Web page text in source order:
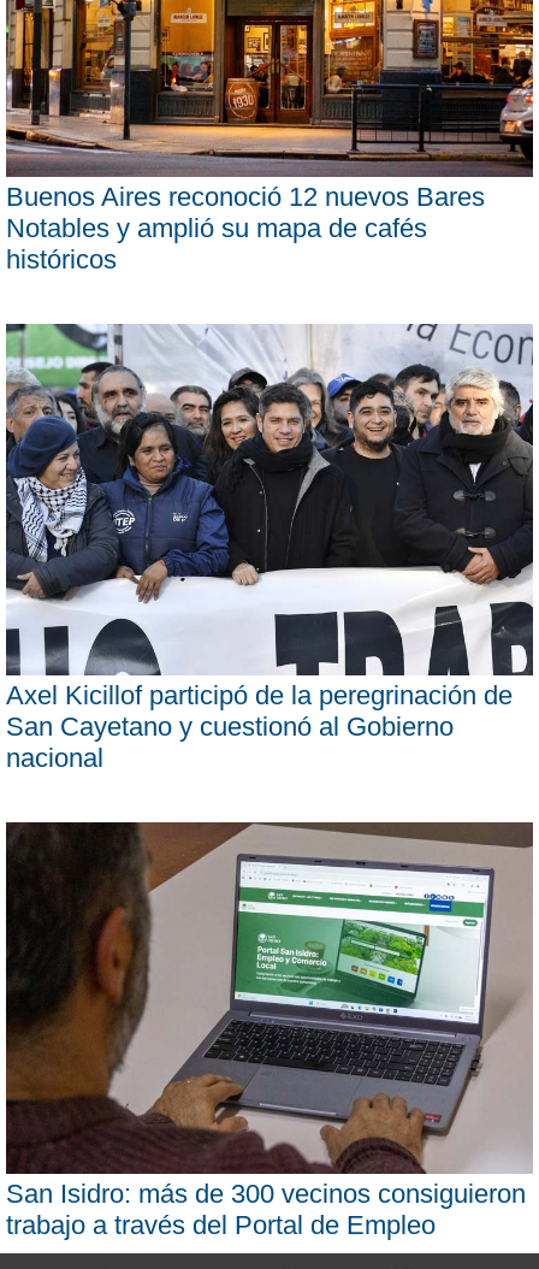
Buenos Aires reconoció 12 nuevos Bares
Notables y amplió su mapa de cafés
históricos
Axel Kicillof participó de la peregrinación de
San Cayetano y cuestionó al Gobierno
nacional
San Isidro: más de 300 vecinos consiguieron
trabajo a través del Portal de Empleo